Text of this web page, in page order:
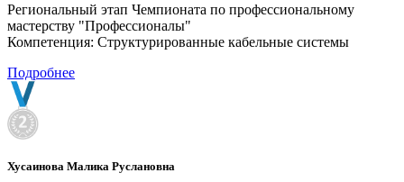
Региональный этап Чемпионата по профессиональному
мастерству "Профессионалы"
Компетенция: Структурированные кабельные системы
Подробнее
Хусаинова Малика Руслановна